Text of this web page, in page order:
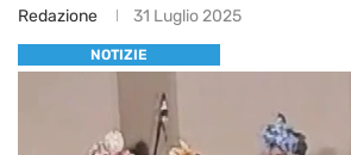
Redazione 31 Luglio 2025
NOTIZIE